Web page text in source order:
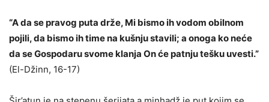
“A da se pravog puta drže, Mi bismo ih vodom obilnom
pojili, da bismo ih time na kušnju stavili; a onoga ko neće
da se Gospodaru svome klanja On će patnju tešku uvesti.”
(El-Džinn, 16-17)